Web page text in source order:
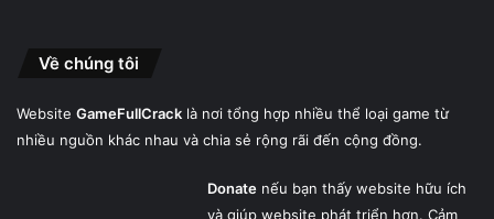
Về chúng tôi
Website GameFullCrack là nơi tổng hợp nhiều thể loại game từ
nhiều nguồn khác nhau và chia sẻ rộng rãi đến cộng đồng.
Donatenếu bạn thấy website hữu ích
và giúp website phát triển hơn. Cảm